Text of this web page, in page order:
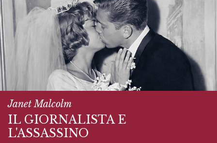
Janet Malcolm
IL GIORNALISTA E
L'ASSASSINO